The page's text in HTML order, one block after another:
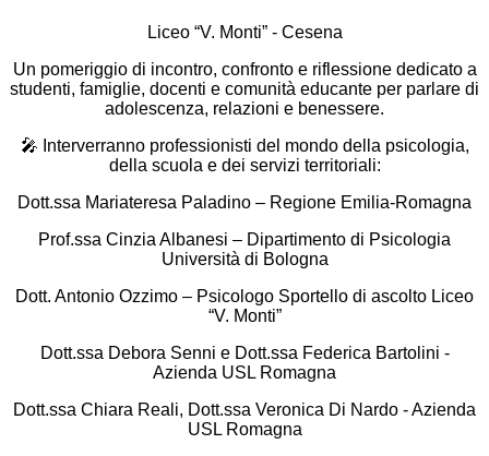
Liceo “V. Monti” - Cesena
Un pomeriggio di incontro, confronto e riflessione dedicato a
studenti, famiglie, docenti e comunità educante per parlare di
adolescenza, relazioni e benessere.
🎤 Interverranno professionisti del mondo della psicologia,
della scuola e dei servizi territoriali:
Dott.ssa Mariateresa Paladino – Regione Emilia-Romagna
Prof.ssa Cinzia Albanesi – Dipartimento di Psicologia
Università di Bologna
Dott. Antonio Ozzimo – Psicologo Sportello di ascolto Liceo
“V. Monti”
Dott.ssa Debora Senni e Dott.ssa Federica Bartolini -
Azienda USL Romagna
Dott.ssa Chiara Reali, Dott.ssa Veronica Di Nardo - Azienda
USL Romagna